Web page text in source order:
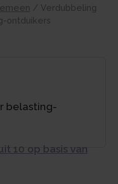
/ Verdubbeling
ontduikers
belasting-
10 op basis van